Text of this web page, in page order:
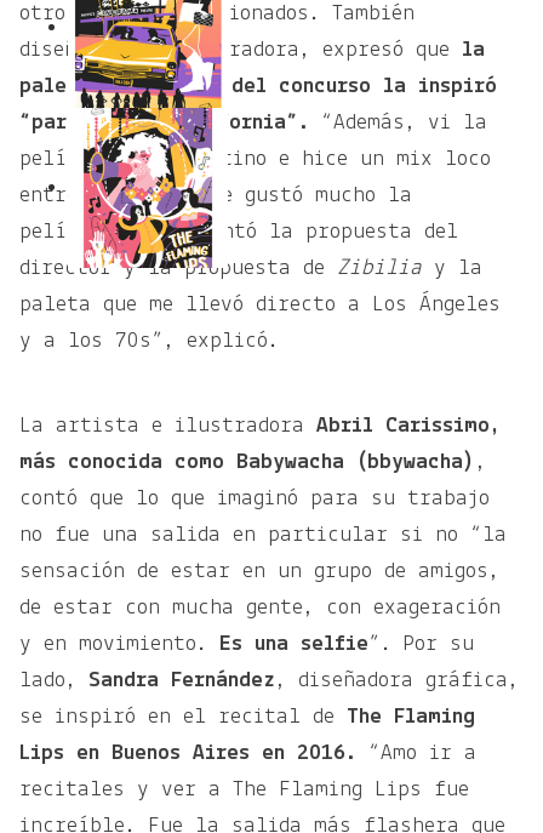
otro de los seleccionados. También
diseñadora e ilustradora, expresó que la
paleta de colores del concurso la inspiró
“para irse a California”.
“Además, vi la
película de Tarantino e hice un mix loco
entre palmeras. Me gustó mucho la
película, me encantó la propuesta del
director y la propuesta de Zibilia y la
paleta que me llevó directo a Los Ángeles
y a los 70s”, explicó.
La artista e ilustradora Abril Carissimo,
más conocida como Babywacha (bbywacha) ,
contó que lo que imaginó para su trabajo
no fue una salida en particular si no “la
sensación de estar en un grupo de amigos,
de estar con mucha gente, con exageración
y en movimiento.
Es una selfie”. Por su
lado,
Sandra Fernández , diseñadora gráfica,
se inspiró en el recital de The Flaming
Lips en Buenos Aires en 2016.
“Amo ir a
recitales y ver a The Flaming Lips fue
increíble. Fue la salida más flashera que